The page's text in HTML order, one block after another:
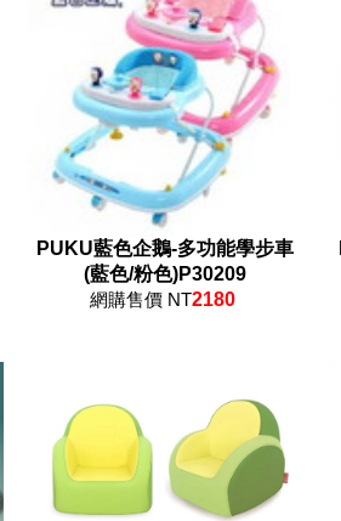
PUKU藍色企鵝-多功能學步車
(藍色/粉色)P30209
網購售價 NT2180